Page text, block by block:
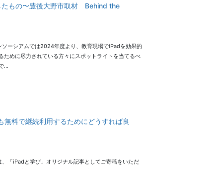
たもの〜豊後大野市取材 Behind the
ーシアムでは2024年度より、教育現場でiPadを効果的
ために尽力されている方々にスポットライトを当てるべ
…
料で継続利用するためにどうすれば良
、「iPadと学び」オリジナル記事としてご寄稿をいただ